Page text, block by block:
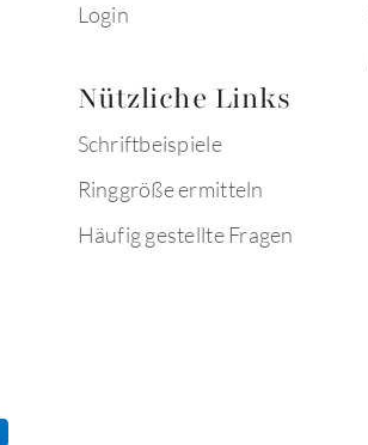
Login
Nützliche Links
Schriftbeispiele
Ringgröße ermitteln
Häufig gestellte Fragen